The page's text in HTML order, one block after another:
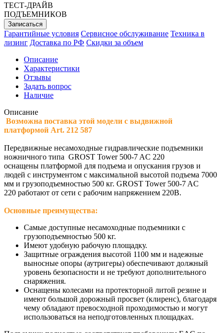
ТЕСТ-ДРАЙВ
ПОДЪЕМНИКОВ
Записаться
Гарантийные условия Сервисное обслуживание Техника в
лизинг Доставка по РФ Скидки за объем
Описание
Характеристики
Отзывы
Задать вопрос
Наличие
Описание
Возможна поставка этой модели с выдвижной
платформой Art. 212 587
Передвижные несамоходные гидравлические подъемники
ножничного типа GROST Tower 500-7 AC 220
оснащены платформой для подъема и опускания грузов и
людей с инструментом с максимальной высотой подъема 7000
мм и грузоподъемностью 500 кг. GROST Tower 500-7 AC
220 работают от сети с рабочим напряжением 220В.
Основные преимущества:
Самые доступные несамоходные подъемники с
грузоподъемностью 500 кг.
Имеют удобную рабочую площадку.
Защитные ограждения высотой 1100 мм и надежные
выносные опоры (аутригеры) обеспечивают должный
уровень безопасности и не требуют дополнительного
снаряжения.
Оснащены колесами на протекторной литой резине и
имеют большой дорожный просвет (клиренс), благодаря
чему обладают превосходной проходимостью и могут
использоваться на неподготовленных площадках.